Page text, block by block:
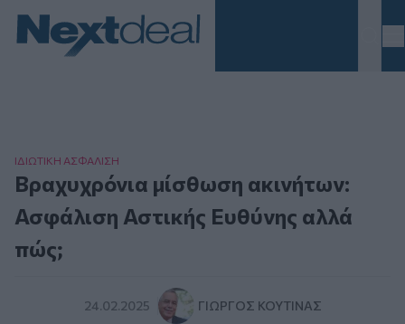
ΙΔΙΩΤΙΚΗ ΑΣΦAΛΙΣΗ
Βραχυχρόνια μίσθωση ακινήτων:
Ασφάλιση Αστικής Ευθύνης αλλά
πώς;
24.02.2025 ΓΙΏΡΓΟΣ ΚΟΥΤΊΝΑΣ